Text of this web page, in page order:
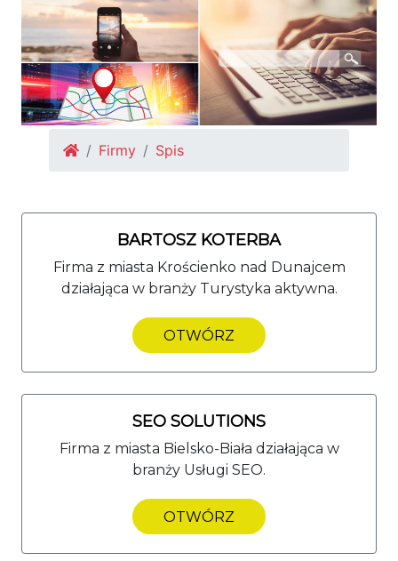
Firmy Spis
BARTOSZ KOTERBA
Firma z miasta Krościenko nad Dunajcem
działająca w branży Turystyka aktywna.
OTWÓRZ
SEO SOLUTIONS
Firma z miasta Bielsko-Biała działająca w
branży Usługi SEO.
OTWÓRZ